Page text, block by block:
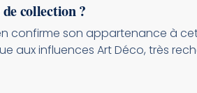
collection ?
confirme son appartenance à
aux influences Art Déco, très